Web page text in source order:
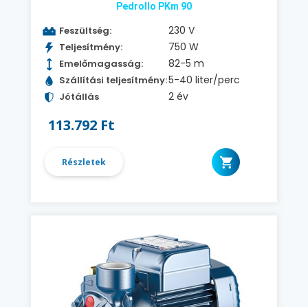
Pedrollo PKm 90
Feszültség: 230 V
Teljesítmény: 750 W
Emelőmagasság: 82-5 m
Szállítási teljesítmény:5-40 liter/perc
Jótállás 2 év
113.792 Ft
Részletek